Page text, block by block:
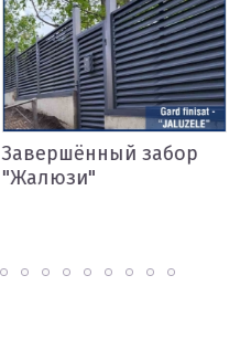
Завершённый забор
"Жалюзи"